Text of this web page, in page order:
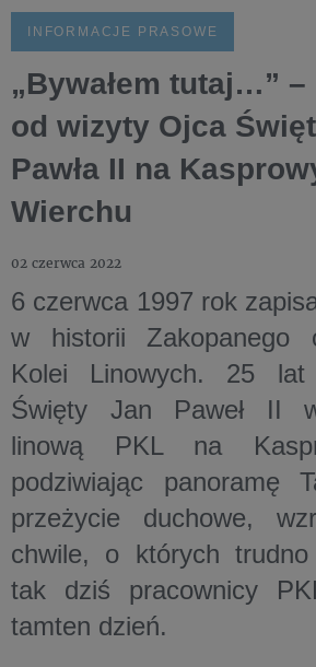
INFORMACJE PRASOWE
„Bywałem tutaj…”
od wizyty Ojca
Pawła II na
Wierchu
02 czerwca 2022
6 czerwca 1997 rok
w historii Zakopanego
Kolei Linowych. 25
Święty Jan Paweł II
linową PKL na
podziwiając panoramę
przeżycie duchowe,
chwile, o których
tak dziś pracownicy
tamten dzień.